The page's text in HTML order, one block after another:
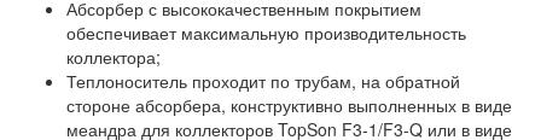
Абсорбер с высококачественным покрытием
обеспечивает максимальную производительность
коллектора;
Теплоноситель проходит по трубам, на обратной
стороне абсорбера, конструктивно выполненных в виде
меандра для коллекторов TopSon F3-1/F3-Q или в виде